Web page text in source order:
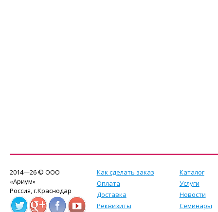
2014—26 © ООО
«Ариум»
Россия, г.Краснодар
Как сделать заказ
Оплата
Доставка
Реквизиты
Каталог
Услуги
Новости
Семинары